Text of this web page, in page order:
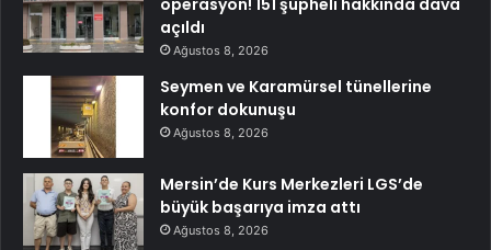
operasyon! 151 şüpheli hakkında dava
açıldı
Ağustos 8, 2026
Seymen ve Karamürsel tünellerine
konfor dokunuşu
Ağustos 8, 2026
Mersin’de Kurs Merkezleri LGS’de
büyük başarıya imza attı
Ağustos 8, 2026